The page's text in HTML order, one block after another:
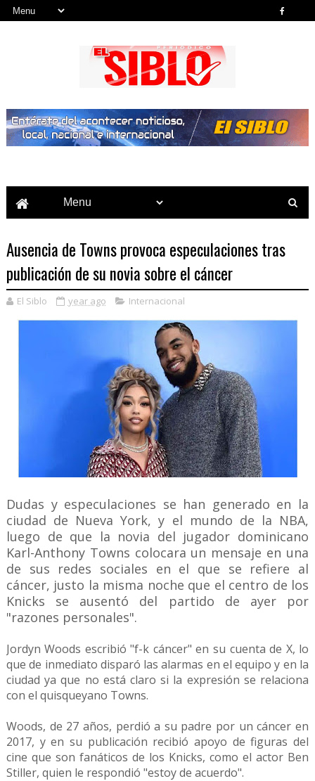
Ausencia de Towns provoca especulaciones tras
publicación de su novia sobre el cáncer
El Siblo year ago Internacional
Dudas y especulaciones se han generado en la
ciudad de Nueva York, y el mundo de la NBA,
luego de que la novia del jugador dominicano
Karl-Anthony Towns colocara un mensaje en una
de sus redes sociales en el que se refiere al
cáncer, justo la misma noche que el centro de los
Knicks se ausentó del partido de ayer por
"razones personales".
Jordyn Woods escribió "f-k cáncer" en su cuenta de X, lo
que de inmediato disparó las alarmas en el equipo y en la
ciudad ya que no está claro si la expresión se relaciona
con el quisqueyano Towns.
Woods, de 27 años, perdió a su padre por un cáncer en
2017, y en su publicación recibió apoyo de figuras del
cine que son fanáticos de los Knicks, como el actor Ben
Stiller, quien le respondió "estoy de acuerdo".